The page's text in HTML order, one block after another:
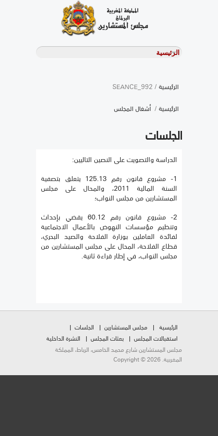
الرئيسية/ SEANCE_992
الرئيسية/ أشغال المجلس
الجلسات
الدراسة والتصويت على النصين التاليين:
1- مشروع قانون رقم 125.13 يتعلق بتصفية
السنة المالية 2011، والمحال على مجلس
المستشارين من مجلس النواب؛
2- مشروع قانون رقم 60.12 يقضي بإحداث
وتنظيم مؤسسات النهوض بالأعمال الاجتماعية
لفائدة العاملين بوزارة الفلاحة والصيد البحري،
قطاع الفلاحة، المحال على مجلس المستشارين من
مجلس النواب، في إطار قراءة ثانية.
الرئيسية مجلس المستشارين
الجلسات
استقبالات المجلس
بعثات المجلس
النشرة الداخلية
مجلس المستشارين شارع محمد الخامس، الرباط، المملكة
المغربية. Copyright © 2026